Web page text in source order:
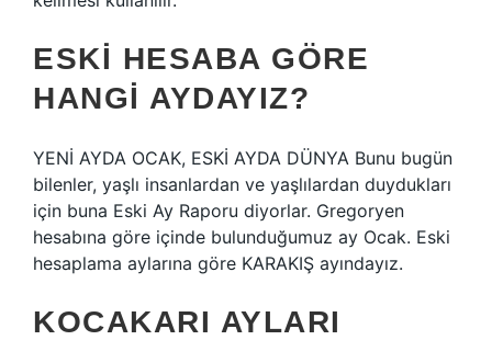
ESKI HESABA GÖRE
HANGI AYDAYIZ?
YENİ AYDA OCAK, ESKİ AYDA DÜNYA Bunu bugün
bilenler, yaşlı insanlardan ve yaşlılardan duydukları
için buna Eski Ay Raporu diyorlar. Gregoryen
hesabına göre içinde bulunduğumuz ay Ocak. Eski
hesaplama aylarına göre KARAKIŞ ayındayız.
KOCAKARI AYLARI